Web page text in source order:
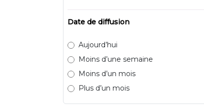
Date de diffusion
Aujourd’hui
Moins d’une semaine
Moins d’un mois
Plus d’un mois